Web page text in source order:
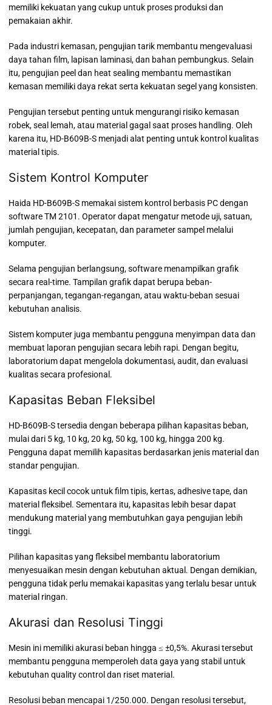
memiliki kekuatan yang cukup untuk proses produksi dan
pemakaian akhir.
Pada industri kemasan, pengujian tarik membantu mengevaluasi
daya tahan film, lapisan laminasi, dan bahan pembungkus. Selain
itu, pengujian peel dan heat sealing membantu memastikan
kemasan memiliki daya rekat serta kekuatan segel yang konsisten.
Pengujian tersebut penting untuk mengurangi risiko kemasan
robek, seal lemah, atau material gagal saat proses handling. Oleh
karena itu, HD-B609B-S menjadi alat penting untuk kontrol kualitas
material tipis.
Sistem Kontrol Komputer
Haida HD-B609B-S memakai sistem kontrol berbasis PC dengan
software TM 2101. Operator dapat mengatur metode uji, satuan,
jumlah pengujian, kecepatan, dan parameter sampel melalui
komputer.
Selama pengujian berlangsung, software menampilkan grafik
secara real-time. Tampilan grafik dapat berupa beban-
perpanjangan, tegangan-regangan, atau waktu-beban sesuai
kebutuhan analisis.
Sistem komputer juga membantu pengguna menyimpan data dan
membuat laporan pengujian secara lebih rapi. Dengan begitu,
laboratorium dapat mengelola dokumentasi, audit, dan evaluasi
kualitas secara profesional.
Kapasitas Beban Fleksibel
HD-B609B-S tersedia dengan beberapa pilihan kapasitas beban,
mulai dari 5 kg, 10 kg, 20 kg, 50 kg, 100 kg, hingga 200 kg.
Pengguna dapat memilih kapasitas berdasarkan jenis material dan
standar pengujian.
Kapasitas kecil cocok untuk film tipis, kertas, adhesive tape, dan
material fleksibel. Sementara itu, kapasitas lebih besar dapat
mendukung material yang membutuhkan gaya pengujian lebih
tinggi.
Pilihan kapasitas yang fleksibel membantu laboratorium
menyesuaikan mesin dengan kebutuhan aktual. Dengan demikian,
pengguna tidak perlu memakai kapasitas yang terlalu besar untuk
material ringan.
Akurasi dan Resolusi Tinggi
Mesin ini memiliki akurasi beban hingga ≤ ±0,5%. Akurasi tersebut
membantu pengguna memperoleh data gaya yang stabil untuk
kebutuhan quality control dan riset material.
Resolusi beban mencapai 1/250.000. Dengan resolusi tersebut,